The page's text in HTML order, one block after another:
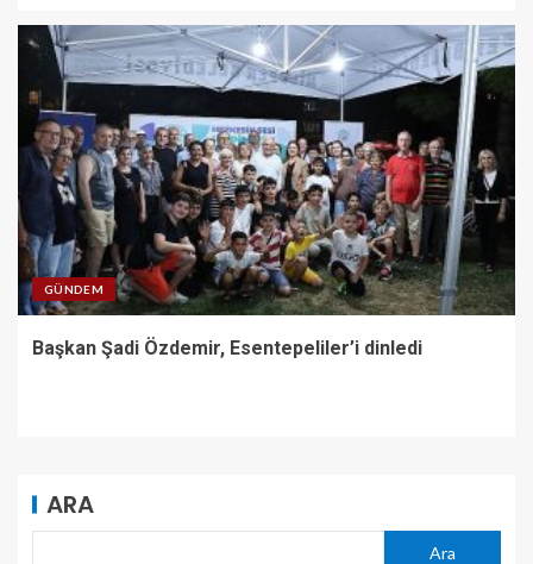
GÜNDEM
Başkan Şadi Özdemir, Esentepeliler’i dinledi
ARA
Ara